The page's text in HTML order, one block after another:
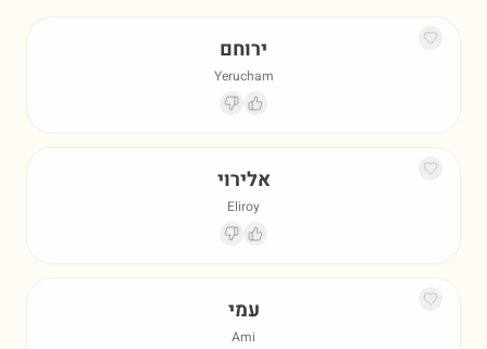
ירוחם
Yerucham
אלירוי
Eliroy
עמי
Ami